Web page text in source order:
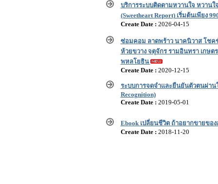
บริการระบบติดตามหวานใจ หวานใ
(Sweetheart Report) เริ่มต้นเพียง
Create Date : 2026-04-15
ซ่อมคอม ลาดพร้าว นาคนิวาส โชค
ห้วยขวาง จตุจักร รามอินทรา เกษต
พหลโยธิน
Create Date : 2020-12-15
ระบบการจดจำและยืนยันตัวตนผ่าน
Recognition)
Create Date : 2019-05-01
Ebook เปลี่ยนชีวิต ถ้าอยากขายขอ
Create Date : 2018-11-20